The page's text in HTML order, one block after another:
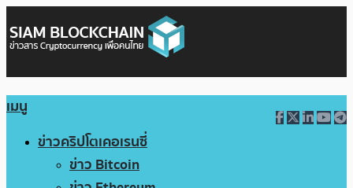
เมนู
ข่าวคริปโตเคอเรนซี่
ข่าว Bitcoin